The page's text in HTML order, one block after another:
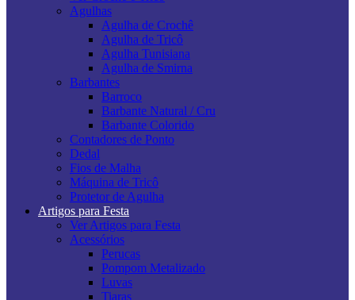
Agulhas
Agulha de Crochê
Agulha de Tricô
Agulha Tunisiana
Agulha de Smirna
Barbantes
Barroco
Barbante Natural / Cru
Barbante Colorido
Contadores de Ponto
Dedal
Fios de Malha
Máquina de Tricô
Protetor de Agulha
Artigos para Festa
Ver Artigos para Festa
Acessórios
Perucas
Pompom Metalizado
Luvas
Tiaras